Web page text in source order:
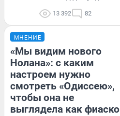
13 392 82
МНЕНИЕ
«Мы видим нового
Нолана»: с каким
настроем нужно
смотреть «Одиссею»,
чтобы она не
выглядела как фиаско